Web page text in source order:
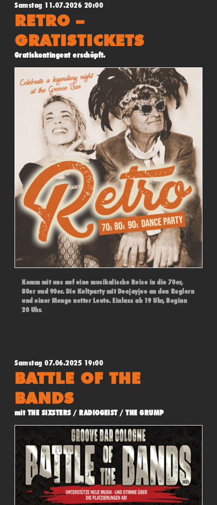
Samstag 11.07.2026 20:00
RETRO –
GRATISTICKETS
Gratiskontingent erschöpft.
Komm mit uns auf eine musikalische Reise in die 70er,
80er und 90er. Die Kultparty mit Deejayjee an den Reglern
und einer Menge netter Leute. Einlass ab 19 Uhr, Beginn
20 Uhr.
Samstag 07.06.2025 19:00
BATTLE OF THE
BANDS
mit THE SIXSTERS / RADIOGEIST / THE GRUMP